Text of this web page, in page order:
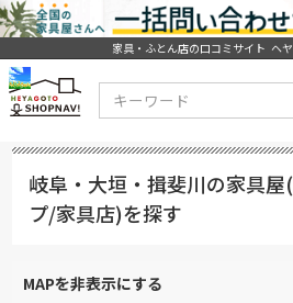
家具・ふとん店の口コミサイト ヘ
岐阜・大垣・揖斐川の家具
プ/家具店)を探す